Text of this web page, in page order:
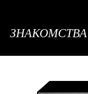
ЗНАКОМСТВА